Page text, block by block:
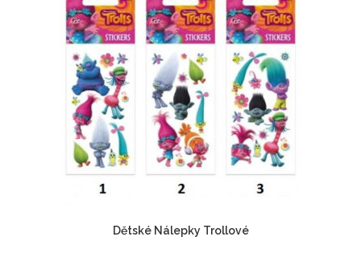
Dětské Nálepky Trollové